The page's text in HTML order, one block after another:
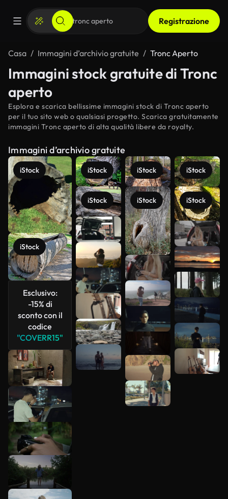
Registrazione
Casa Immagini d’archivio gratuite Tronc Aperto
Immagini stock gratuite di Tronc
aperto
Esplora e scarica bellissime immagini stock di Tronc aperto
per il tuo sito web o qualsiasi progetto. Scarica gratuitamente
immagini Tronc aperto di alta qualità libere da royalty.
Immagini d’archivio gratuite
iStock
iStock
Esclusivo:
-15% di
sconto con il
codice
"COVERR15"
iStock
iStock
iStock
iStock
iStock
iStock
Scopri di
più